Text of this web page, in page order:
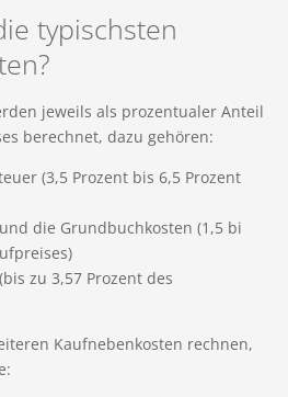
typischsten
jeweils als prozentualer Anteil
berechnet, dazu gehören:
(3,5 Prozent bis 6,5 Prozent
die Grundbuchkosten (1,5 bi
zu 3,57 Prozent des
Kaufnebenkosten rechnen,